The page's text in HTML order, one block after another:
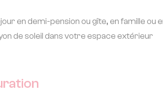
en demi-pension ou gîte, en famille
de soleil dans votre espace extérieur